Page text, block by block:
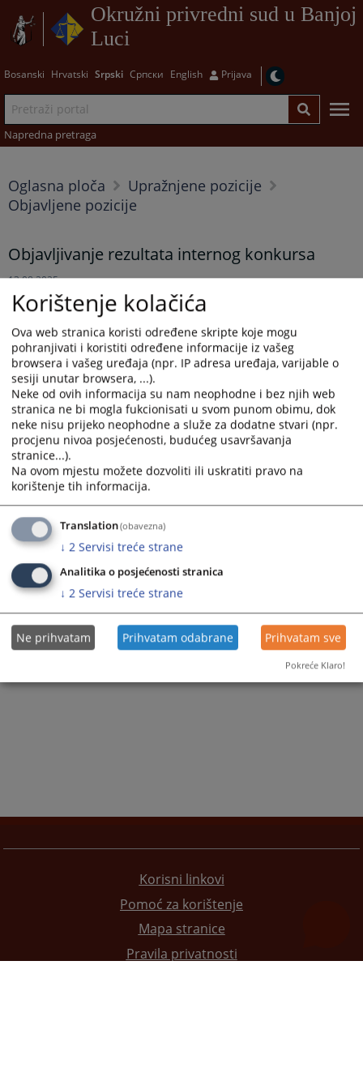
Okružni privredni sud u Banjoj
Luci
Bosanski Hrvatski Srpski Српски English Prijava
Napredna pretraga
Oglasna ploča
Upražnjene pozicije
Objavljene pozicije
Objavljivanje rezultata internog konkursa
13.08.2025.
Prikazana vijest je na : Srpski jezik
Prateći dokumenti
Objavljivanje rezultata internog konkursa
710PREGLEDA
Korisni linkovi
Pomoć za korištenje
Mapa stranice
Pravila privatnosti
Korištenje kolačića
Ova web stranica koristi određene skripte koje mogu
pohranjivati i koristiti određene informacije iz vašeg
browsera i vašeg uređaja (npr. IP adresa uređaja, varijable o
sesiji unutar browsera, ...).
Neke od ovih informacija su nam neophodne i bez njih web
stranica ne bi mogla fukcionisati u svom punom obimu, dok
neke nisu prijeko neophodne a služe za dodatne stvari (npr.
procjenu nivoa posjećenosti, budućeg usavršavanja
stranice...).
Na ovom mjestu možete dozvoliti ili uskratiti pravo na
korištenje tih informacija.
Translation(obavezna)
↓ 2 Servisi treće strane
Analitika o posjećenosti stranica
↓ 2 Servisi treće strane
Ne prihvatam Prihvatam odabrane Prihvatam sve
Pokreće Klaro!